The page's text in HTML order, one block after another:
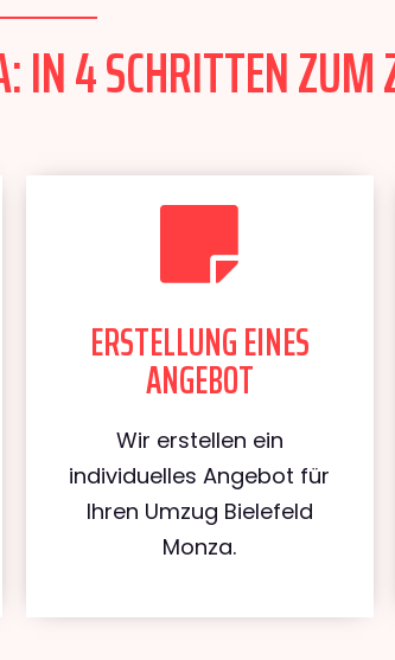
IN 4 SCHRITTEN ZUM
ERSTELLUNG EINES
ANGEBOT
Wir erstellen ein
individuelles Angebot für
Ihren Umzug Bielefeld
Monza.